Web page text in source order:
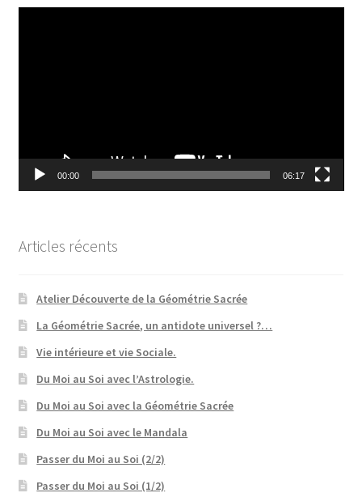
00:00 06:17
Articles récents
Atelier Découverte de la Géométrie Sacrée
La Géométrie Sacrée, un antidote universel ?…
Vie intérieure et vie Sociale.
Du Moi au Soi avec l’Astrologie.
Du Moi au Soi avec la Géométrie Sacrée
Du Moi au Soi avec le Mandala
Passer du Moi au Soi (2/2)
Passer du Moi au Soi (1/2)